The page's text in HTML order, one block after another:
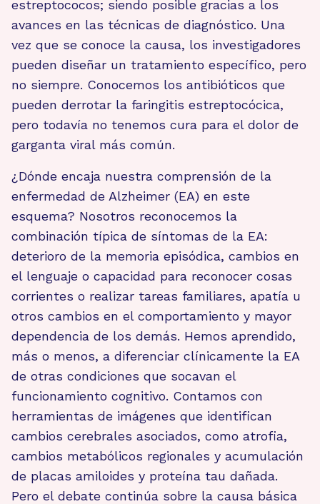
estreptococos; siendo posible gracias a los
avances en las técnicas de diagnóstico. Una
vez que se conoce la causa, los investigadores
pueden diseñar un tratamiento específico, pero
no siempre. Conocemos los antibióticos que
pueden derrotar la faringitis estreptocócica,
pero todavía no tenemos cura para el dolor de
garganta viral más común.
¿Dónde encaja nuestra comprensión de la
enfermedad de Alzheimer (EA) en este
esquema? Nosotros reconocemos la
combinación típica de síntomas de la EA:
deterioro de la memoria episódica, cambios en
el lenguaje o capacidad para reconocer cosas
corrientes o realizar tareas familiares, apatía u
otros cambios en el comportamiento y mayor
dependencia de los demás. Hemos aprendido,
más o menos, a diferenciar clínicamente la EA
de otras condiciones que socavan el
funcionamiento cognitivo. Contamos con
herramientas de imágenes que identifican
cambios cerebrales asociados, como atrofia,
cambios metabólicos regionales y acumulación
de placas amiloides y proteína tau dañada.
Pero el debate continúa sobre la causa básica